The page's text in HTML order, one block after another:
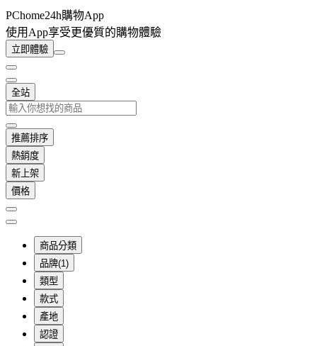
PChome24h購物App
使用App享受更優質的購物體驗
立即體驗
全站
推薦排序
熱銷度
新上架
價格
商品分類
品牌(1)
類型
款式
產地
認證